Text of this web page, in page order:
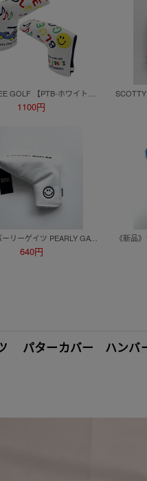
1100円
《新品》 パーリーゲイツ PEARLY GATES ゴルフ パターカバー マット合皮PT PIN型 ニコちゃんマーク ホワイト
640円
パターカバー ハン